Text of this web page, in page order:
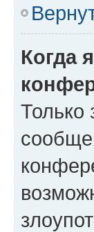
Когда
Только